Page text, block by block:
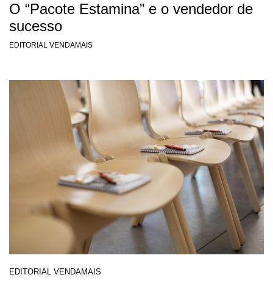
O “Pacote Estamina” e o vendedor de
sucesso
EDITORIAL VENDAMAIS
EDITORIAL VENDAMAIS